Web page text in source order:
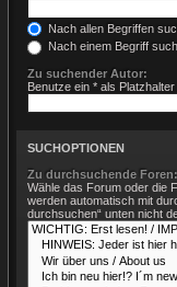
Nach allen Begriffen
Nach einem Begriff
Zu suchender Autor:
Benutze ein * als
SUCHOPTIONEN
Zu durchsuchende Foren:
Wähle das Forum oder die
werden automatisch mit
durchsuchen“ unten nicht